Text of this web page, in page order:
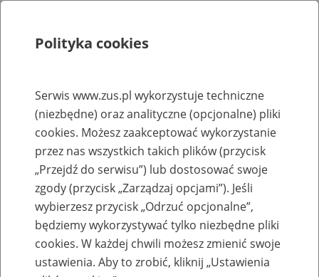
Rejestry, ewidencje i archiwa
Baza zlikwidowanych lub
przekształconych zakładów pracy
Nazwa zakładu pracy:
Polityka cookies
Serwis www.zus.pl wykorzystuje techniczne
(niezbędne) oraz analityczne (opcjonalne) pliki
cookies. Możesz zaakceptować wykorzystanie
przez nas wszystkich takich plików (przycisk
„Przejdź do serwisu”) lub dostosować swoje
zgody (przycisk „Zarządzaj opcjami”). Jeśli
wybierzesz przycisk „Odrzuć opcjonalne”,
będziemy wykorzystywać tylko niezbędne pliki
cookies. W każdej chwili możesz zmienić swoje
ustawienia. Aby to zrobić, kliknij „Ustawienia